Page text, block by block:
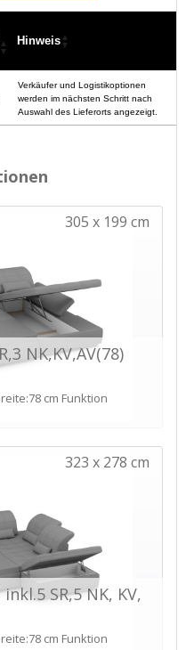
Hinweis
Verkäufer und Logistikoptionen
werden im nächsten Schritt nach
Auswahl des Lieferorts angezeigt.